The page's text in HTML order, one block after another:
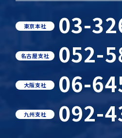
東京本社 03-
名古屋支社 052-
大阪支社 06-
九州支社 092-